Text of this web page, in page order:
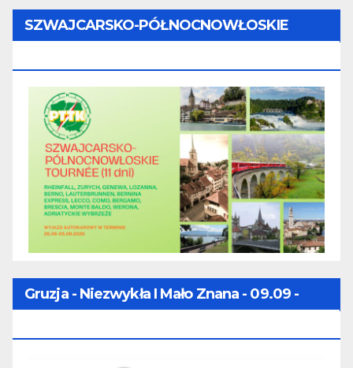
SZWAJCARSKO-PÓŁNOCNOWŁOSKIE
Gruzja - Niezwykła I Mało Znana - 09.09 -